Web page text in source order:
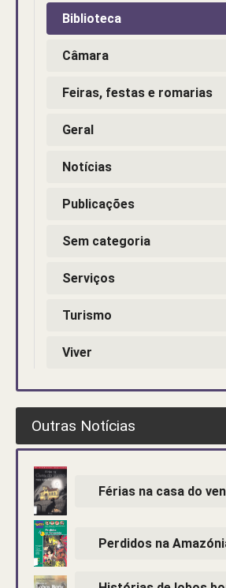
Biblioteca
Câmara
Feiras, festas e romarias
Geral
Notícias
Publicações
Sem categoria
Serviços
Turismo
Viver
Outras Notícias
Férias na casa do
Perdidos na